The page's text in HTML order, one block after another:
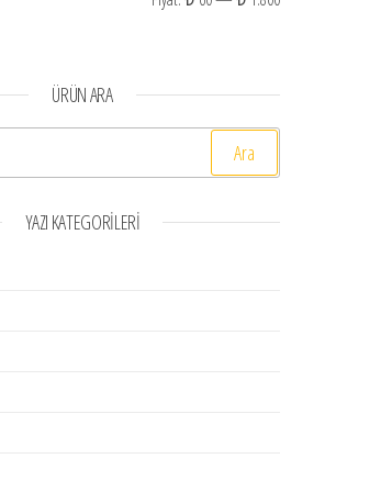
ÜRÜN ARA
YAZI KATEGORILERI